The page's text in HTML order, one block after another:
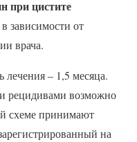
при цистите
зависимости от
врача.
– 1,5 месяца.
рецидивами возможно
схеме принимают
на